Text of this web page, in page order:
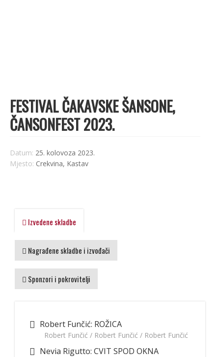
FESTIVAL ČAKAVSKE ŠANSONE,
ČANSONFEST 2023.
Datum: 25. kolovoza 2023.
Mjesto: Crekvina, Kastav
Izvedene skladbe
Nagrađene skladbe i izvođači
Sponzori i pokrovitelji
Robert Funčić: ROŽICA
Robert Funčić / Robert Funčić / Robert Funčić
Nevia Rigutto: CVIT SPOD OKNA